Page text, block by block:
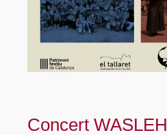
Concert WASLEH